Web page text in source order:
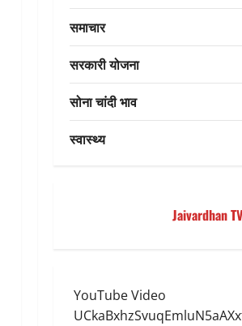
समाचार
सरकारी योजना
सोना चांदी भाव
स्वास्थ्य
Jaivardhan TV
YouTube Video